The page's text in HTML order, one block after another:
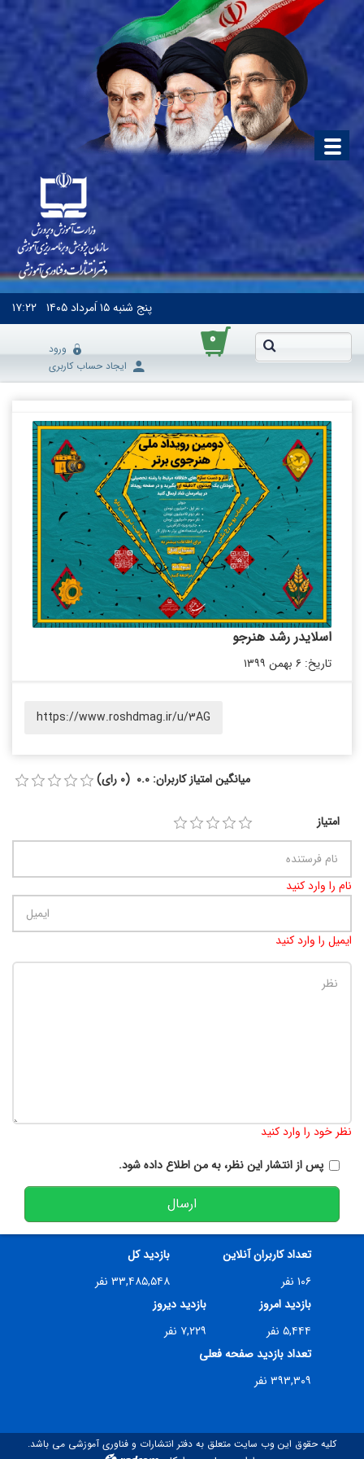
پنج شنبه۱۵ اَمرداد ۱۴۰۵ ۱۷:۲۲
۰
ورود
ایجاد حساب کاربری
اسلایدر رشد هنرجو
تاریخ: ۶ بهمن ۱۳۹۹
https://www.roshdmag.ir/u/3AG
میانگین امتیاز کاربران: 0.0 (0 رای)
امتیاز
نام را وارد کنید
ایمیل را وارد کنید
نظر خود را وارد کنید
پس از انتشار این نظر، به من اطلاع داده شود.
ارسال
تعداد کاربران آنلاین
۱۰۶ نفر
بازدید کل
۳۳,۴۸۵,۵۴۸ نفر
بازدید امروز
۵,۴۴۴ نفر
بازدید دیروز
۷,۲۲۹ نفر
تعداد بازدید صفحه فعلی
۳۹۳,۳۰۹ نفر
کلیه حقوق این وب سایت متعلق به دفتر انتشارات و فناوری آموزشی می باشد.